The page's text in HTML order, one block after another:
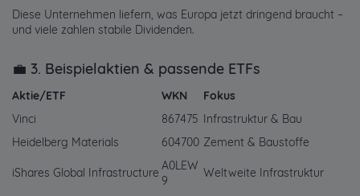
Diese Unternehmen liefern, was Europa jetzt dringend braucht –
und viele zahlen stabile Dividenden.
💼 3. Beispielaktien & passende ETFs
Aktie/ETF WKN
Fokus
Vinci
867475
Infrastruktur & Bau
Heidelberg Materials
604700 Zement & Baustoffe
iShares Global Infrastructure A0LEW
9
Weltweite Infrastruktur